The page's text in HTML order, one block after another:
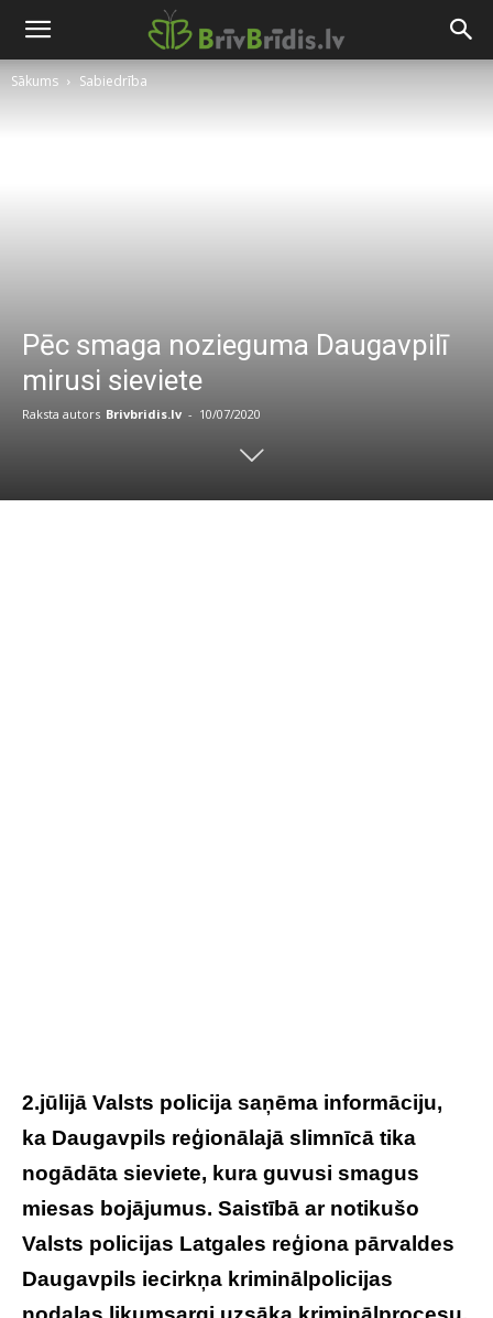
Sākums Sabiedrība
Pēc smaga nozieguma Daugavpilī
mirusi sieviete
Raksta autors Brivbridis.lv - 10/07/2020
2.jūlijā Valsts policija saņēma informāciju,
ka Daugavpils reģionālajā slimnīcā tika
nogādāta sieviete, kura guvusi smagus
miesas bojājumus. Saistībā ar notikušo
Valsts policijas Latgales reģiona pārvaldes
Daugavpils iecirkņa kriminālpolicijas